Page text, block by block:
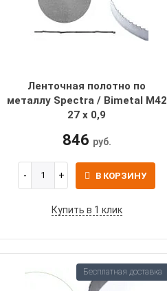
Ленточная полотно по
металлу Spectra / Bimetal M42
27 х 0,9
846 руб.
В КОРЗИНУ
Купить в 1 клик
Бесплатная доставка